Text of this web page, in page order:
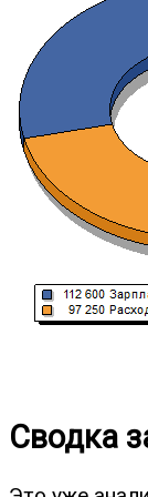
Сводка